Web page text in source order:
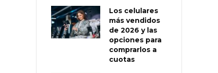
Los celulares
más vendidos
de 2026 y las
opciones para
comprarlos a
cuotas